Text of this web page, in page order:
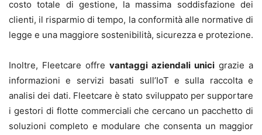
costo totale di gestione, la massima soddisfazione dei
clienti, il risparmio di tempo, la conformità alle normative di
legge e una maggiore sostenibilità, sicurezza e protezione.
Inoltre, Fleetcare offre vantaggi aziendali unici grazie a
informazioni e servizi basati sull’IoT e sulla raccolta e
analisi dei dati. Fleetcare è stato sviluppato per supportare
i gestori di flotte commerciali che cercano un pacchetto di
soluzioni completo e modulare che consenta un maggior